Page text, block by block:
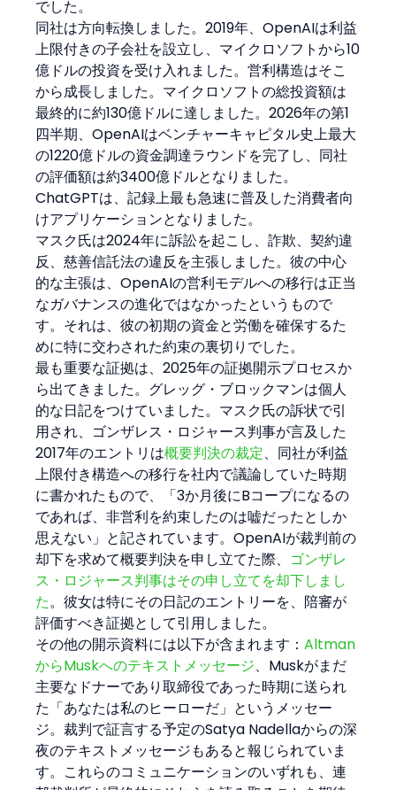
でした。
同社は方向転換しました。2019年、OpenAIは利益
上限付きの子会社を設立し、マイクロソフトから10
億ドルの投資を受け入れました。営利構造はそこ
から成長しました。マイクロソフトの総投資額は
最終的に約130億ドルに達しました。2026年の第1
四半期、OpenAIはベンチャーキャピタル史上最大
の1220億ドルの資金調達ラウンドを完了し、同社
の評価額は約3400億ドルとなりました。
ChatGPTは、記録上最も急速に普及した消費者向
けアプリケーションとなりました。
マスク氏は2024年に訴訟を起こし、詐欺、契約違
反、慈善信託法の違反を主張しました。彼の中心
的な主張は、OpenAIの営利モデルへの移行は正当
なガバナンスの進化ではなかったというもので
す。それは、彼の初期の資金と労働を確保するた
めに特に交わされた約束の裏切りでした。
最も重要な証拠は、2025年の証拠開示プロセスか
ら出てきました。グレッグ・ブロックマンは個人
的な日記をつけていました。マスク氏の訴状で引
用され、ゴンザレス・ロジャース判事が言及した
2017年のエントリは概要判決の裁定、同社が利益
上限付き構造への移行を社内で議論していた時期
に書かれたもので、「3か月後にBコープになるの
であれば、非営利を約束したのは嘘だったとしか
思えない」と記されています。OpenAIが裁判前の
却下を求めて概要判決を申し立てた際、 ゴンザレ
ス・ロジャース判事はその申し立てを却下しまし
た。彼女は特にその日記のエントリーを、陪審が
評価すべき証拠として引用しました。
その他の開示資料には以下が含まれます：Altman
からMuskへのテキストメッセージ、Muskがまだ
主要なドナーであり取締役であった時期に送られ
た「あなたは私のヒーローだ」というメッセー
ジ。裁判で証言する予定のSatya Nadellaからの深
夜のテキストメッセージもあると報じられていま
す。これらのコミュニケーションのいずれも、連